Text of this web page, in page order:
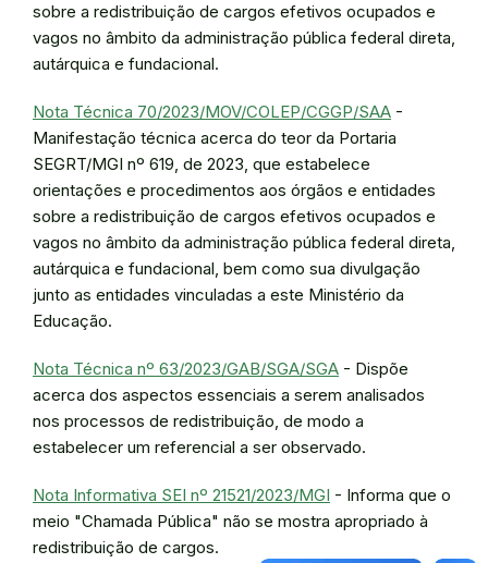
sobre a redistribuição de cargos efetivos ocupados e
vagos no âmbito da administração pública federal direta,
autárquica e fundacional.
Nota Técnica 70/2023/MOV/COLEP/CGGP/SAA -
Manifestação técnica acerca do teor da Portaria
SEGRT/MGI nº 619, de 2023, que estabelece
orientações e procedimentos aos órgãos e entidades
sobre a redistribuição de cargos efetivos ocupados e
vagos no âmbito da administração pública federal direta,
autárquica e fundacional, bem como sua divulgação
junto as entidades vinculadas a este Ministério da
Educação.
Nota Técnica nº 63/2023/GAB/SGA/SGA - Dispõe
acerca dos aspectos essenciais a serem analisados
nos processos de redistribuição, de modo a
estabelecer um referencial a ser observado.
Nota Informativa SEI nº 21521/2023/MGI - Informa que o
meio "Chamada Pública" não se mostra apropriado à
redistribuição de cargos.